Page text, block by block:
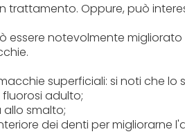
trattamento. Oppure, può
notevolmente
superficiali: si noti che lo
adulto;
smalto;
dei denti per migliorarne